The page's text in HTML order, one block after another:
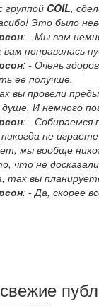
группой COIL,
Это было
: - Мы вам
вам понравилась
: - Очень
ее получше.
вы провели
И немного
: - Собираемся
не
мы вообще
что не
так вы
: - Да, скорее